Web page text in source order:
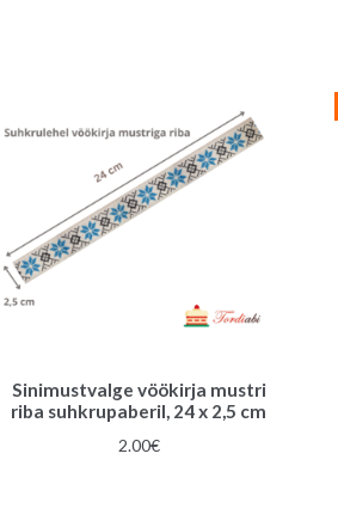
Sinimustvalge vöökirja mustri
riba suhkrupaberil, 24 x 2,5 cm
2.00€